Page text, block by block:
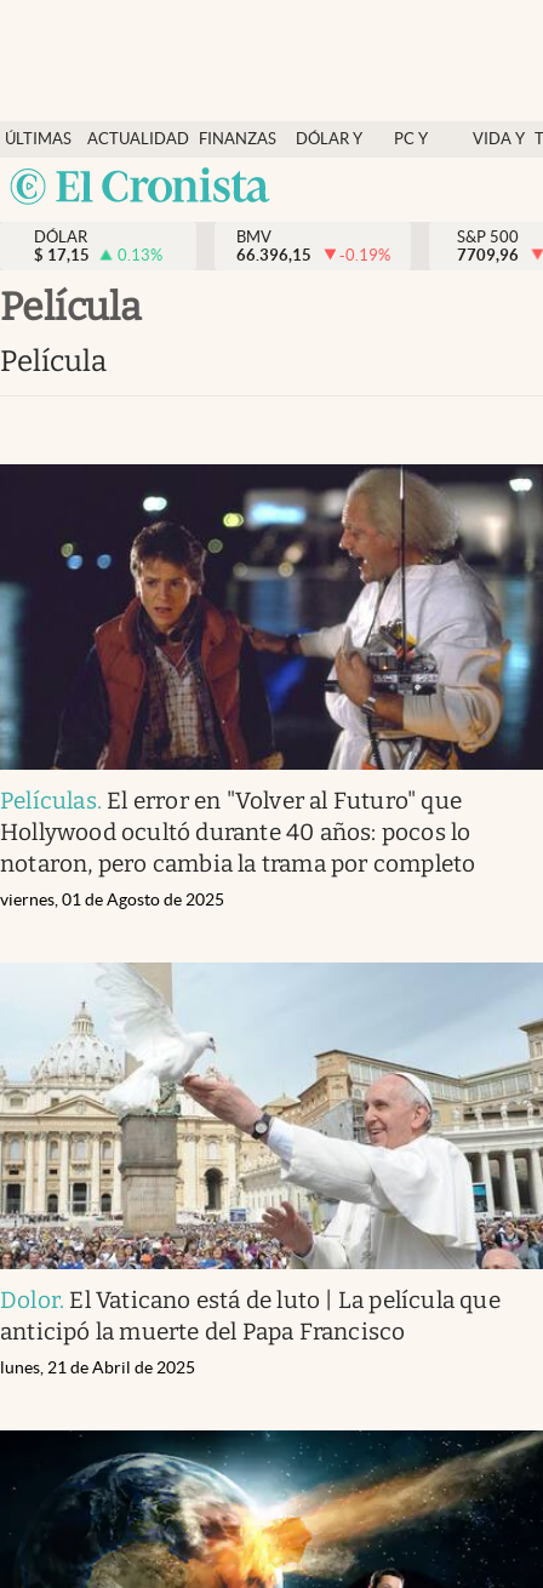
ÚLTIMAS
NOTICIAS
ACTUALIDAD
FINANZAS
Y
ECONOMÍA
DÓLAR Y
PC Y
VIDA Y
México
Actualidad
Finanzas y economía
Dólar y mercados
Opinión
Brand Strategy
Vida y estilo
abre en nueva pestaña
DÓLAR
$ 17,15 0.13%
BMV
66.396,15
-0.19%
S&P 500
7709,96
película
película
Películas. El error en "Volver al Futuro" que
Hollywood ocultó durante 40 años: pocos lo
notaron, pero cambia la trama por completo
viernes, 01 de Agosto de 2025
Dolor. El Vaticano está de luto | La película que
anticipó la muerte del Papa Francisco
lunes, 21 de Abril de 2025